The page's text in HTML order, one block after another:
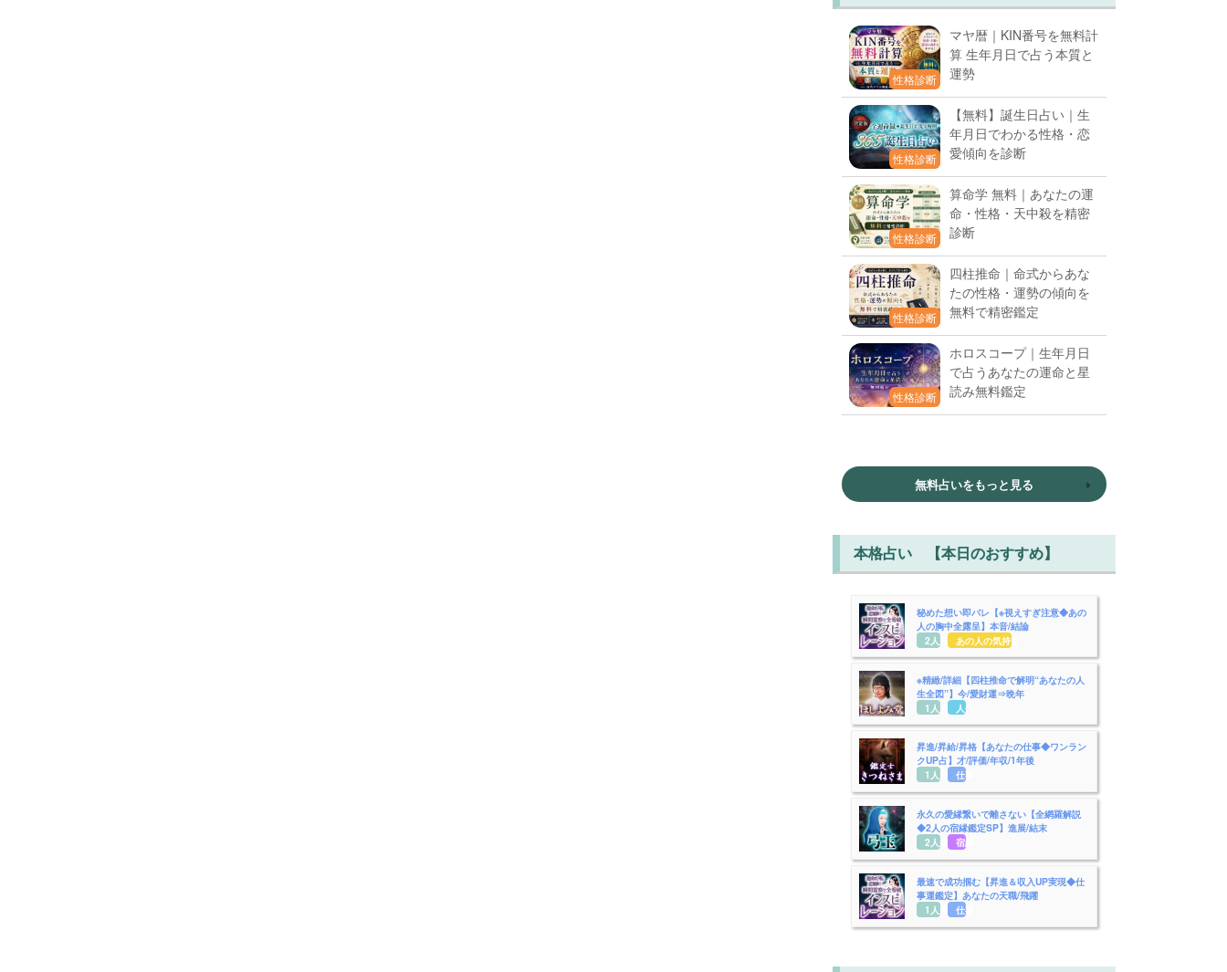
性格診断
マヤ暦｜KIN番号を無料計
算 生年月日で占う本質と
運勢
性格診断
【無料】誕生日占い｜生
年月日でわかる性格・恋
愛傾向を診断
性格診断
算命学 無料｜あなたの運
命・性格・天中殺を精密
診断
性格診断
四柱推命｜命式からあな
たの性格・運勢の傾向を
無料で精密鑑定
性格診断
ホロスコープ｜生年月日
で占うあなたの運命と星
読み無料鑑定
無料占いをもっと見る
本格占い 【本日のおすすめ】
秘めた想い即バレ【※視えすぎ注意◆あの
人の胸中全露呈】本音/結論
2人用 あの人の気持ち
※精緻/詳細【四柱推命で解明“あなたの人
生全図”】今/愛財運⇒晩年
1人用
人生
昇進/昇給/昇格【あなたの仕事◆ワンラン
クUP占】才/評価/年収/1年後
1人用
仕事
永久の愛縁繋いで離さない【全網羅解説
◆2人の宿縁鑑定SP】進展/結末
2人用
宿縁
最速で成功掴む【昇進＆収入UP実現◆仕
事運鑑定】あなたの天職/飛躍
1人用
仕事